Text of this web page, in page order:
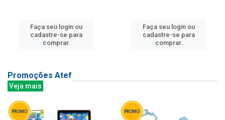
Faça seu login ou
cadastre-se para
comprar.
Faça seu login ou
cadastre-se para
comprar.
Promoções Atef
Veja mais